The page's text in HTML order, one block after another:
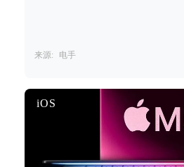
来源: 电手
iOS